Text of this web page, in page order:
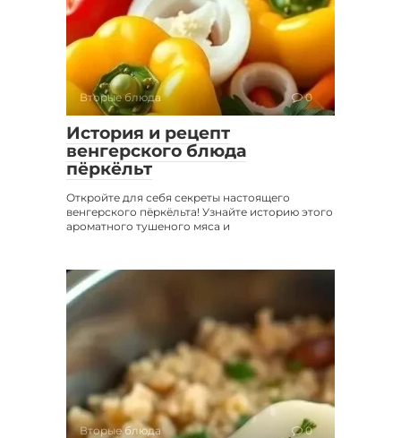
Вторые блюда 0
История и рецепт
венгерского блюда
пёркёльт
Откройте для себя секреты настоящего
венгерского пёркёльта! Узнайте историю этого
ароматного тушеного мяса и
Вторые блюда 0